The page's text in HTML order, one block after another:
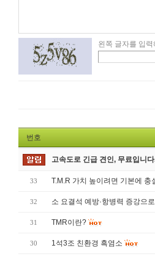
왼쪽 글자를 입
번호
고속도로 긴급 견인, 무료입니
33 T.M.R 가치 높이려면 기본에 충
32 소 요결석 예방·항병력 증강으
31 TMR이란?
30 1석3조 친환경 흑염소